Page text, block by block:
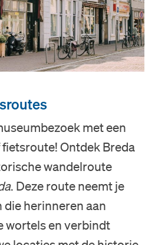
Nederlands
English
met een
Ontdek Breda
wandelroute
. Deze route neemt je
die herinneren aan
wortels en verbindt